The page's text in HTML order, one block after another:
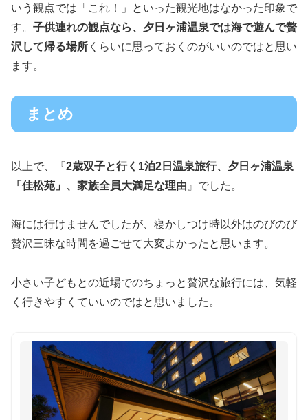
いう観点では「これ！」といった観光地はなかった印象で
す。 子供連れの観点なら、夕日ヶ浦温泉では海で遊んで贅
沢して帰る場所 くらいに思っておくのがいいのではと思い
ます。
まとめ
以上で、『2歳双子と行く1泊2日温泉旅行、夕日ヶ浦温泉
「佳松苑」、家族全員大満足な理由 』でした。
海には行けませんでしたが、寝かしつけ時以外はのびのび
贅沢三昧な時間を過ごせて大変よかったと思います。
小さい子どもとの近場でのちょっと贅沢な旅行には、気軽
く行きやすくていいのではと思いました。